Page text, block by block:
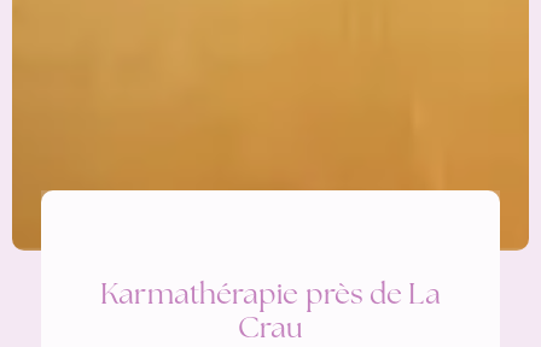
Karmathérapie près de La
Crau